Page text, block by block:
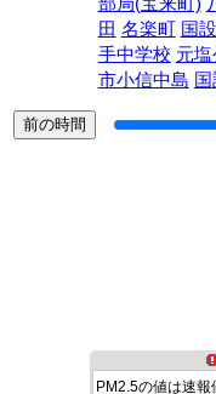
部局(宝来町)
田 名楽町 国
手中学校 元塩
市小信中島
PM2.5の値は速